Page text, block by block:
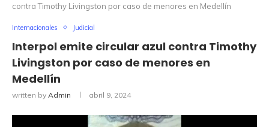
contra Timothy Livingston por caso de menores en Medellín
Internacionales Judicial
Interpol emite circular azul contra Timothy
Livingston por caso de menores en
Medellín
written by Admin abril 9, 2024